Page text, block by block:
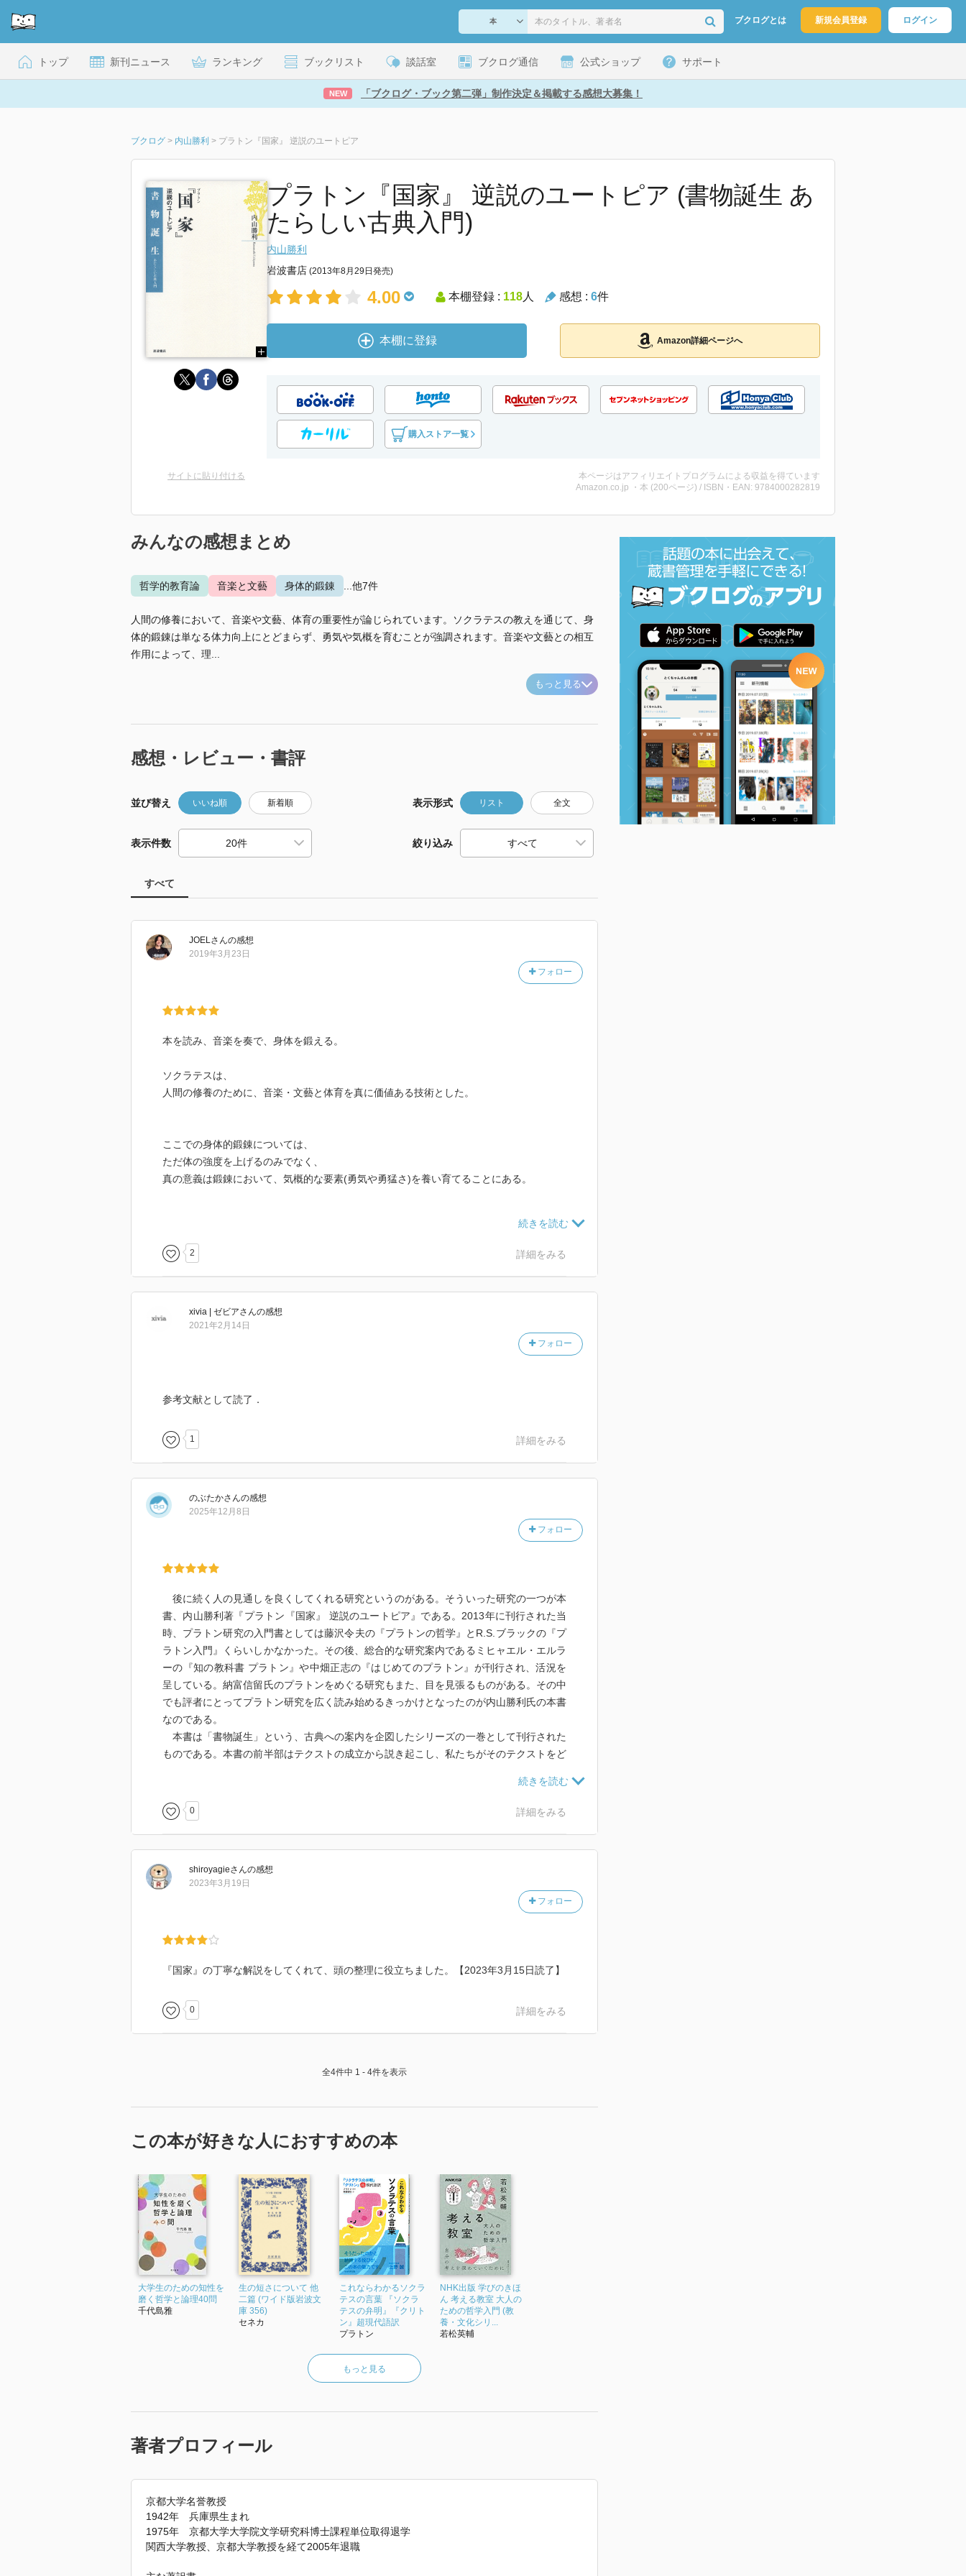
ブクログとは 新規会員登録 ログイン
トップ 新刊ニュース ランキング ブックリスト 談話室 ブクログ通信 公式ショップ サポート
NEW 「ブクログ・ブック第二弾」制作決定＆掲載する感想大募集！
ブクログ > 内山勝利 > プラトン『国家』 逆説のユートピア
プラトン『国家』 逆説のユートピア (書物誕生 あ
たらしい古典入門)
内山勝利
岩波書店 (2013年8月29日発売)
4.00 本棚登録 : 118人 感想 : 6件
本棚に登録 Amazon詳細ページへ
購入ストア一覧
サイトに貼り付ける
本ページはアフィリエイトプログラムによる収益を得ています
Amazon.co.jp ・本 (200ページ) / ISBN・EAN: 9784000282819
みんなの感想まとめ
哲学的教育論 音楽と文藝 身体的鍛錬 ...他7件
人間の修養において、音楽や文藝、体育の重要性が論じられています。ソクラテスの教えを通じて、身
体的鍛錬は単なる体力向上にとどまらず、勇気や気概を育むことが強調されます。音楽や文藝との相互
作用によって、理...
もっと見る
感想・レビュー・書評
並び替え いいね順 新着順 表示形式 リスト 全文
表示件数 絞り込み
すべて
JOELさんの感想
フォロー
2019年3月23日
本を読み、音楽を奏で、身体を鍛える。
ソクラテスは、
人間の修養のために、音楽・文藝と体育を真に価値ある技術とした。
ここでの身体的鍛錬については、
ただ体の強度を上げるのみでなく、
真の意義は鍛錬において、気概的な要素(勇気や勇猛さ)を養い育てることにある。
「学びや探究」を含んだ高度化された音楽・文藝とが両者相まって、理想的な個人の素質
を形成する。
日々身体を鍛え、歌を歌い、猛烈に読書をしていると、それぞれが作用を及ぼしあい、相
一過性の単一思考でなく、
2 詳細をみる
xivia | ゼビアさんの感想
フォロー
2021年2月14日
参考文献として読了．
1 詳細をみる
のぶたかさんの感想
フォロー
2025年12月8日
後に続く人の見通しを良くしてくれる研究というのがある。そういった研究の一つが本
書、内山勝利著『プラトン『国家』 逆説のユートピア』である。2013年に刊行された当
時、プラトン研究の入門書としては藤沢令夫の『プラトンの哲学』とR.S.ブラックの『プ
ラトン入門』くらいしかなかった。その後、総合的な研究案内であるミヒャエル・エルラ
ーの『知の教科書 プラトン』や中畑正志の『はじめてのプラトン』が刊行され、活況を
呈している。納富信留氏のプラトンをめぐる研究もまた、目を見張るものがある。その中
でも評者にとってプラトン研究を広く読み始めるきっかけとなったのが内山勝利氏の本書
なのである。
本書は「書物誕生」という、古典への案内を企図したシリーズの一巻として刊行された
ものである。本書の前半部はテクストの成立から説き起こし、私たちがそのテクストをど
ちが手にしている校訂本の本文がどのように確定されたのか、そしてそれぞれの写本がど
のように現代へと伝わってきたのかを詳述する本書の記述は感動的でさえある。いま伝わ
っているテクストをただ有難がるためではなく、テクストの読みそのものがいかにプラト
本書の後半部はプラトンの『国家』そのもののテクスト読解に充てられている。本書は
満遍なく拾い上げていくというスタイルではないものの、プラトン哲学の中でも重要とさ
れる箇所を深く掘り下げていくことによって『国家』の全体像を浮き彫りにし、『国家』
トン哲学の概説とは程遠く、『国家』というテクストがいかに生き生きとした問いを発
家』という著作のハイライトが提示され、読者はギュゲスの指輪や洞窟の比喩といった主
家』そのものへと導かれるであろう。
ソクラテスに語らしめる三つの波の叙述は私たちがプラトンの問いかけをどこまで真剣に
受け留めうるのかを問いかけ、『国家』が古典たるゆえんを明らかにしているのである。
0 詳細をみる
shiroyagieさんの感想
フォロー
2023年3月19日
『国家』の丁寧な解説をしてくれて、頭の整理に役立ちました。【2023年3月15日読了】
0 詳細をみる
全4件中 1 - 4件を表示
この本が好きな人におすすめの本
大学生のための知性を
磨く哲学と論理40問
千代島雅
生の短さについて 他
二篇 (ワイド版岩波文
庫 356)
セネカ
これならわかるソクラ
テスの言葉 『ソクラ
テスの弁明』『クリト
ン』超現代語訳
プラトン
NHK出版 学びのきほ
ん 考える教室 大人の
ための哲学入門 (教
養・文化シリ...
若松英輔
もっと見る
著者プロフィール
京都大学名誉教授
1942年 兵庫県生まれ
1975年 京都大学大学院文学研究科博士課程単位取得退学
関西大学教授、京都大学教授を経て2005年退職